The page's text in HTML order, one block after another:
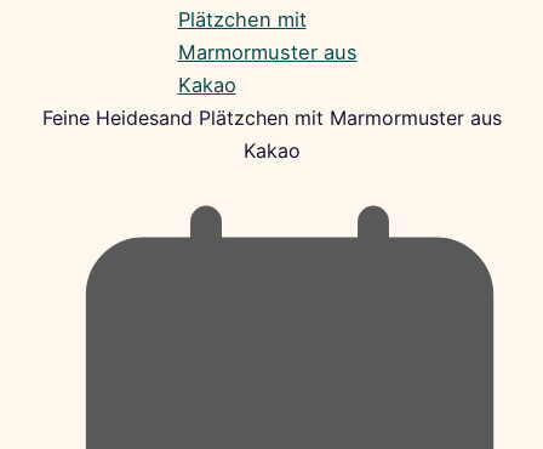
Feine Heidesand Plätzchen mit Marmormuster aus
Kakao